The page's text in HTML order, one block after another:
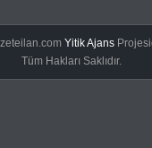
Yitik Ajans
Tüm Hakları Saklıdır.